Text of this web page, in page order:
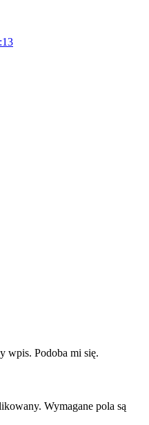
wpis. Podoba mi się.
Wymagane pola są